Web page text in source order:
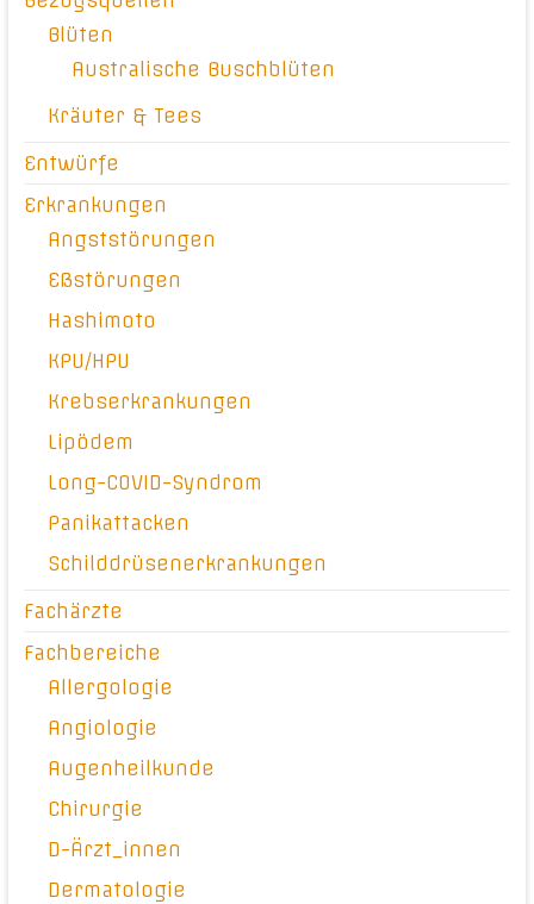
Blüten
Australische Buschblüten
Kräuter & Tees
Entwürfe
Erkrankungen
Angststörungen
Eßstörungen
Hashimoto
KPU/HPU
Krebserkrankungen
Lipödem
Long-COVID-Syndrom
Panikattacken
Schilddrüsenerkrankungen
Fachärzte
Fachbereiche
Allergologie
Angiologie
Augenheilkunde
Chirurgie
D-Ärzt_innen
Dermatologie